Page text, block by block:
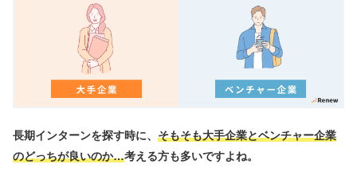
長期インターンを探す時に、 そもそも大手企業とベンチャー企業
のどっちが良いのか…考える方も多いですよね。